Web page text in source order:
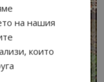
на нашия
които